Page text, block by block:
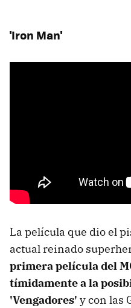
'Iron Man'
La película que dio el
actual reinado
primera película del
tímidamente a la
'Vengadores' y con las